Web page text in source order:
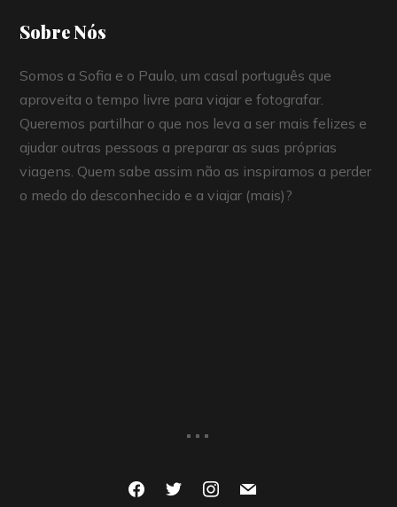
Sobre Nós
Somos a Sofia e o Paulo, um casal português que
aproveita o tempo livre para viajar e fotografar.
Queremos partilhar o que nos leva a ser mais felizes e
ajudar outras pessoas a preparar as suas próprias
viagens. Quem sabe assim não as inspiramos a perder
o medo do desconhecido e a viajar (mais)?
...
facebook
twitter instagram
mail